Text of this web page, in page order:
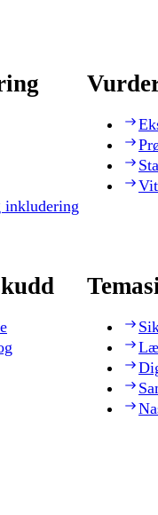
inkludering